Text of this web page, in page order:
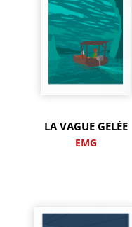
LA VAGUE GELÉE
EMG